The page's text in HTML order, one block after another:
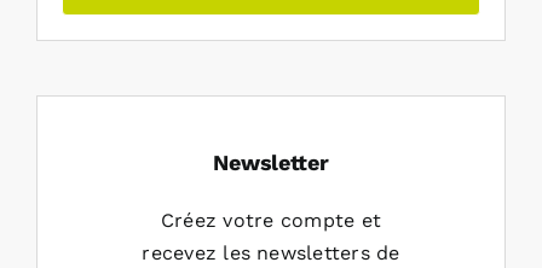
Newsletter
Créez votre compte et
recevez les newsletters de